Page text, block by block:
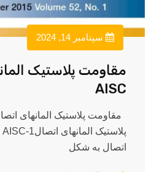
سپتامبر 14, 2024
AISC
اتصال به شکل